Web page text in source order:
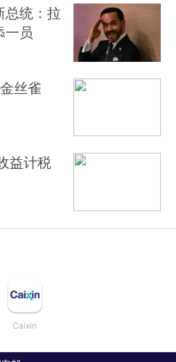
总统：拉
一员
丝雀
益计税
Caixin